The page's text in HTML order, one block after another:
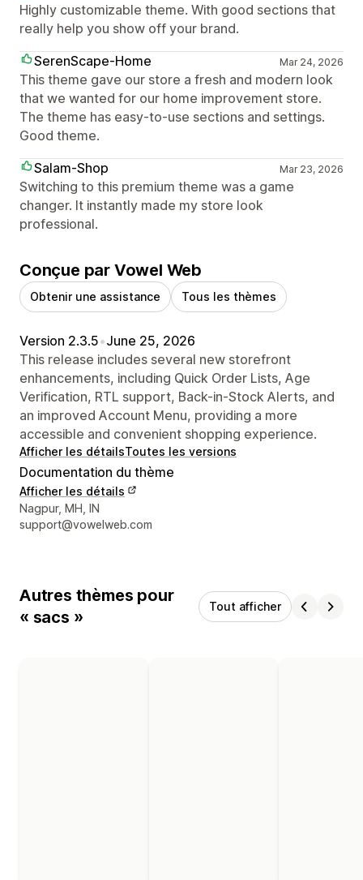
Highly customizable theme. With good sections that
really help you show off your brand.
SerenScape-Home
Mar 24, 2026
This theme gave our store a fresh and modern look
that we wanted for our home improvement store.
The theme has easy-to-use sections and settings.
Good theme.
Salam-Shop
Mar 23, 2026
Switching to this premium theme was a game
changer. It instantly made my store look
professional.
Conçue par Vowel Web
Obtenir une assistance Tous les thèmes
Version 2.3.5•June 25, 2026
This release includes several new storefront
enhancements, including Quick Order Lists, Age
Verification, RTL support, Back-in-Stock Alerts, and
an improved Account Menu, providing a more
accessible and convenient shopping experience.
Afficher les détailsToutes les versions
Documentation du thème
Afficher les détails
Coordonnées du concepteur
Nagpur, MH, IN
support@vowelweb.com
Autres thèmes pour
« sacs »
Tout afficher